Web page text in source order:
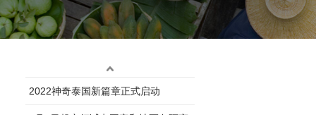
2022神奇泰国新篇章正式启动